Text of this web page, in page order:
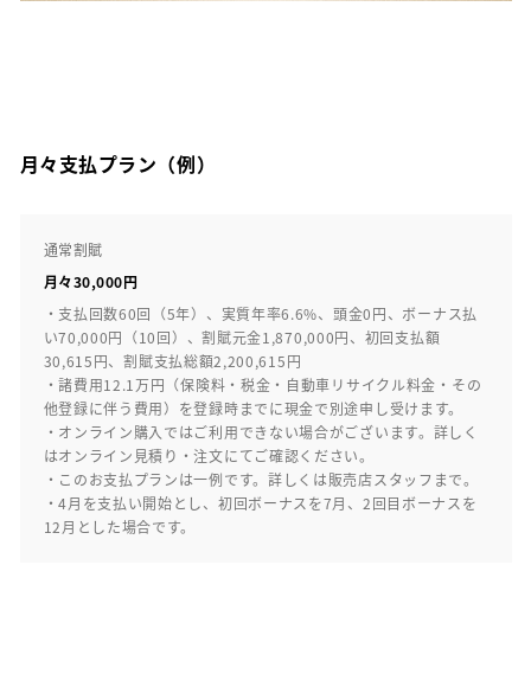
月々支払プラン（例）
通常割賦
月々30,000円
・支払回数60回（5年）、実質年率6.6%、頭金0円、ボーナス払
い70,000円（10回）、割賦元金1,870,000円、初回支払額
30,615円、割賦支払総額2,200,615円
・諸費用12.1万円（保険料・税金・自動車リサイクル料金・その
他登録に伴う費用）を登録時までに現金で別途申し受けます。
・オンライン購入ではご利用できない場合がございます。詳しく
はオンライン見積り・注文にてご確認ください。
・このお支払プランは一例です。詳しくは販売店スタッフまで。
・4月を支払い開始とし、初回ボーナスを7月、2回目ボーナスを
12月とした場合です。